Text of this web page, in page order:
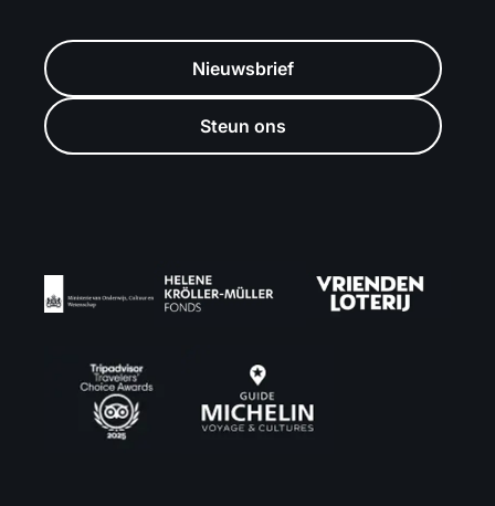
Nieuwsbrief
Steun ons